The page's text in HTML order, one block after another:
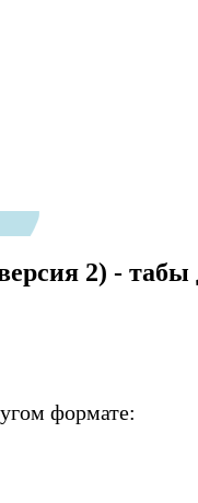
2) - табы
формате: